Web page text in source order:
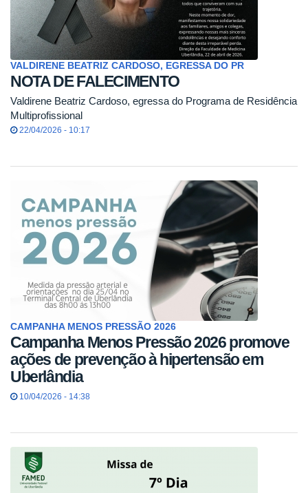
VALDIRENE BEATRIZ CARDOSO, EGRESSA DO PR
NOTA DE FALECIMENTO
Valdirene Beatriz Cardoso, egressa do Programa de Residência
Multiprofissional
22/04/2026 - 10:17
CAMPANHA MENOS PRESSÃO 2026
Campanha Menos Pressão 2026 promove
ações de prevenção à hipertensão em
Uberlândia
10/04/2026 - 14:38